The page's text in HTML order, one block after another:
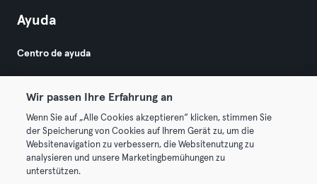
Ayuda
Centro de ayuda
© 2026 Urban Sports Group GmbH. All rights reserved.
Términos y condiciones
Wir passen Ihre Erfahrung an
Wenn Sie auf „Alle Cookies akzeptieren“ klicken, stimmen Sie
der Speicherung von Cookies auf Ihrem Gerät zu, um die
Websitenavigation zu verbessern, die Websitenutzung zu
analysieren und unsere Marketingbemühungen zu
unterstützen.